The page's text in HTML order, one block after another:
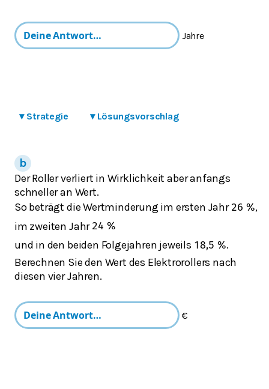
Jahre
▾ Strategie ▾ Lösungsvorschlag
Der Roller verliert in Wirklichkeit aber anfangs
schneller an Wert.
So beträgt die Wertminderung im ersten Jahr 26 %,
im zweiten Jahr 24 %
und in den beiden Folgejahren jeweils 18,5 %.
Berechnen Sie den Wert des Elektrorollers nach
diesen vier Jahren.
€